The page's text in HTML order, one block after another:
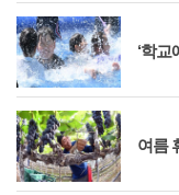
‘학교
여름